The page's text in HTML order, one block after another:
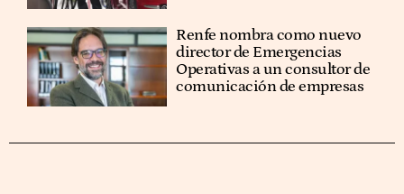
Renfe nombra como nuevo
director de Emergencias
Operativas a un consultor de
comunicación de empresas